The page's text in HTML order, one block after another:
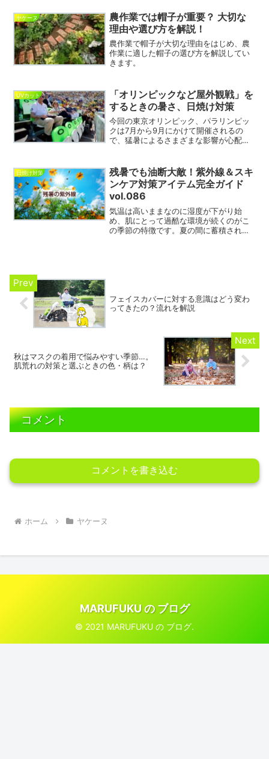
ヤケーヌ
農作業では帽子が重要？ 大切な
理由や選び方を解説！
農作業で帽子が大切な理由をはじめ、農
作業に適した帽子の選び方を解説してい
きます。
UVカット
「オリンピックなど屋外観戦」を
するときの暑さ、日焼け対策
今回の東京オリンピック、パラリンピッ
クは7月から9月にかけて開催されるの
で、猛暑によるさまざまな影響が心配さ
う。今回は、東京オリンピック、パラリ
ンピックに向けて、真夏の屋外観戦で必
要なアイテム、持ち物についてご紹介し
ていきます！参考にしていただければ幸
いです。
日焼け対策
残暑でも油断大敵！紫外線＆スキ
ンケア対策アイテム完全ガイド
vol.086
気温は高いままなのに湿度が下がり始
め、肌にとって過酷な環境が続くのがこ
の季節の特徴です。夏の間に蓄積された
フェイスカバーに対する意識はどう変わ
ってきたの？流れを解説
秋はマスクの着用で悩みやすい季節…。
肌荒れの対策と選ぶときの色・柄は？
コメント
コメントを書き込む
ホーム ヤケーヌ
MARUFUKU の ブログ
© 2021 MARUFUKU の ブログ.